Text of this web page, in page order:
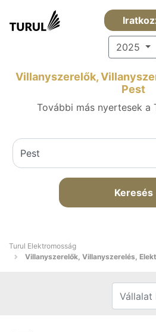
2025
Villanyszerelők,
Pest
További más nyertesek a
Keresés
Turul Elektromosság
Villanyszerelők, Villanyszerelés,